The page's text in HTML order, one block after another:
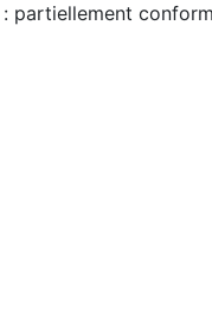
partiellement